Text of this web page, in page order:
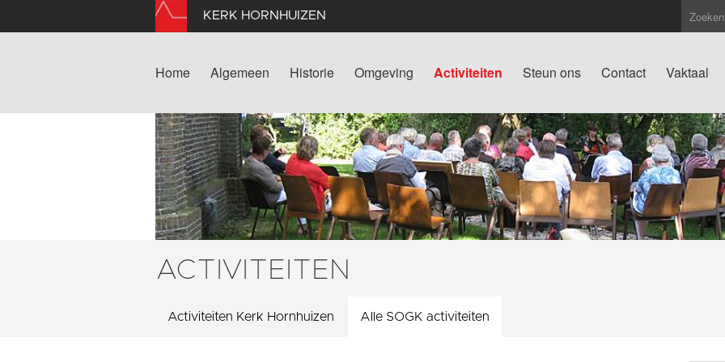
KERK HORNHUIZEN
Home Algemeen Historie Omgeving Activiteiten Steun ons Contact Vaktaal
ACTIVITEITEN
Activiteiten Kerk Hornhuizen Alle SOGK activiteiten